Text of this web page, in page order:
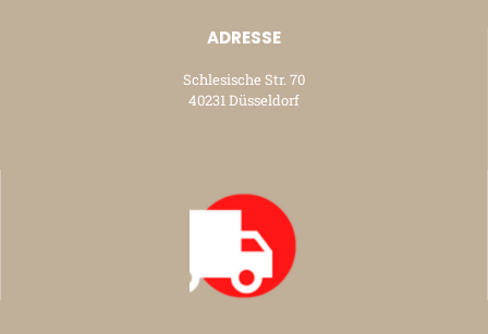
ADRESSE
Schlesische Str. 70
40231 Düsseldorf